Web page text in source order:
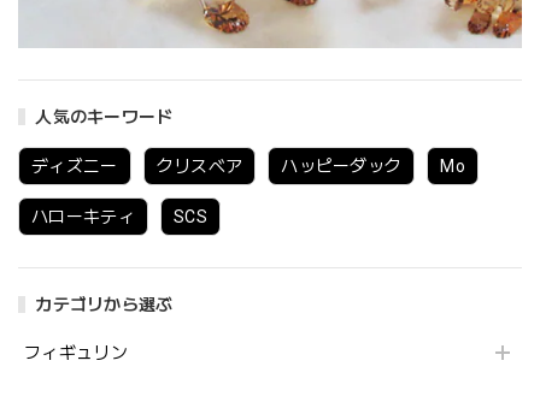
人気のキーワード
ディズニー クリスベア ハッピーダック Mo
ハローキティ SCS
カテゴリから選ぶ
フィギュリン